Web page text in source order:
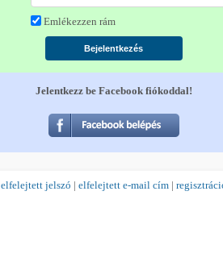
Emlékezzen rám
Jelentkezz be Facebook fiókoddal!
elfelejtett jelszó | elfelejtett e-mail cím |